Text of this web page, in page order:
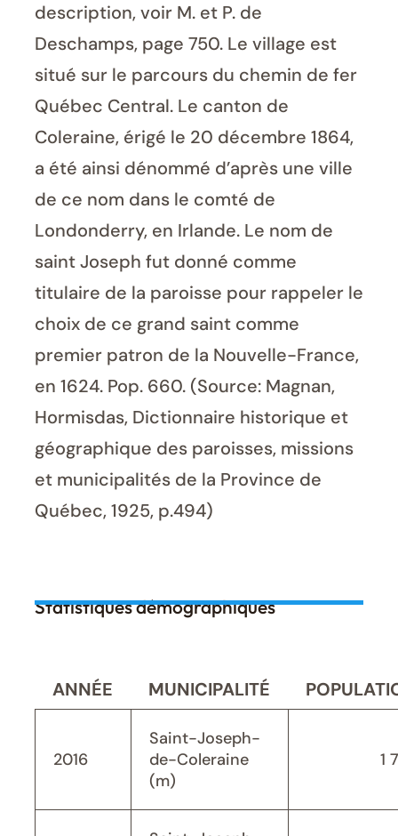
description, voir M. et P. de
Deschamps, page 750. Le village est
situé sur le parcours du chemin de fer
Québec Central. Le canton de
Coleraine, érigé le 20 décembre 1864,
a été ainsi dénommé d’après une ville
de ce nom dans le comté de
Londonderry, en Irlande. Le nom de
saint Joseph fut donné comme
titulaire de la paroisse pour rappeler le
choix de ce grand saint comme
premier patron de la Nouvelle-France,
en 1624. Pop. 660. (Source: Magnan,
Hormisdas, Dictionnaire historique et
géographique des paroisses, missions
et municipalités de la Province de
Québec, 1925, p.494)
Statistiques démographiques
ANNÉE MUNICIPALITÉ
2016
Saint-Joseph-
de-Coleraine
(m)
1